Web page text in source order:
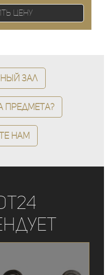
цену
зал
предмета?
нам